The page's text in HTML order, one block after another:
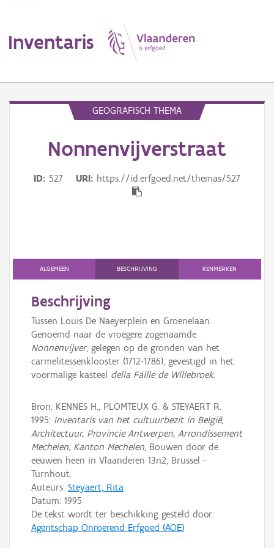
Inventaris
Erfgoedobject
Aanduidingsobject
Persoon of collectief
Downloads
Hergebruik
Aanmelden
GEOGRAFISCH THEMA
Nonnenvijverstraat
ID 527 URI https://id.erfgoed.net/themas/527
ALGEMEEN BESCHRIJVING KENMERKEN
Beschrijving
Tussen Louis De Naeyerplein en Groenelaan.
Genoemd naar de vroegere zogenaamde
Nonnenvijver, gelegen op de gronden van het
carmelitessenklooster (1712-1786), gevestigd in het
voormalige kasteel della Faille de Willebroek.
Bron: KENNES H., PLOMTEUX G. & STEYAERT R.
1995: Inventaris van het cultuurbezit in België,
Architectuur, Provincie Antwerpen, Arrondissement
Mechelen, Kanton Mechelen, Bouwen door de
eeuwen heen in Vlaanderen 13n2, Brussel -
Turnhout.
Auteurs: Steyaert, Rita
Datum: 1995
De tekst wordt ter beschikking gesteld door:
Agentschap Onroerend Erfgoed (AOE)